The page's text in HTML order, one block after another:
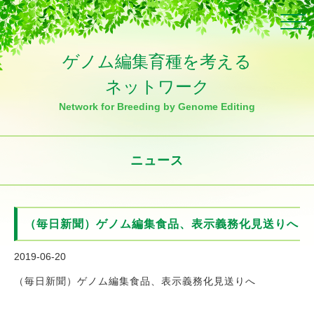
ゲノム編集育種を考える
ネットワーク
Network for Breeding by Genome Editing
Click
ニュース
（毎日新聞）ゲノム編集食品、表示義務化見送りへ
2019-06-20
（毎日新聞）ゲノム編集食品、表示義務化見送りへ